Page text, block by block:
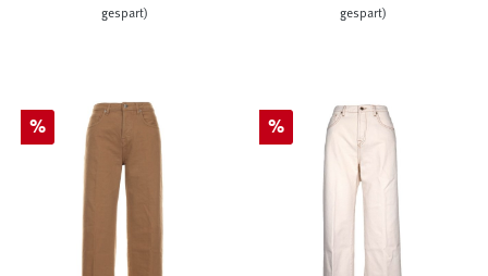
gespart) gespart)
Rabatt
% Rabatt
%